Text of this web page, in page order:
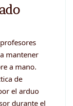
mantener
a mano.
de
el arduo
durante el